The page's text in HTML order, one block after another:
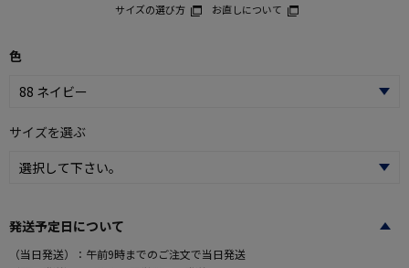
サイズの選び方 お直しについて
色
サイズを選ぶ
発送予定日について
（当日発送）：午前9時までのご注文で当日発送